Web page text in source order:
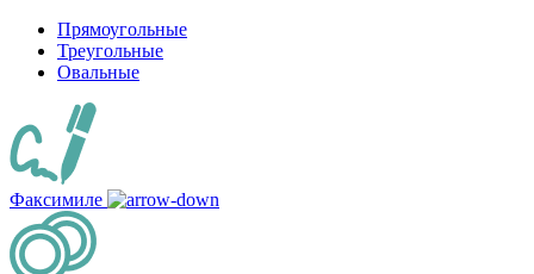
Прямоугольные
Треугольные
Овальные
Факсимиле